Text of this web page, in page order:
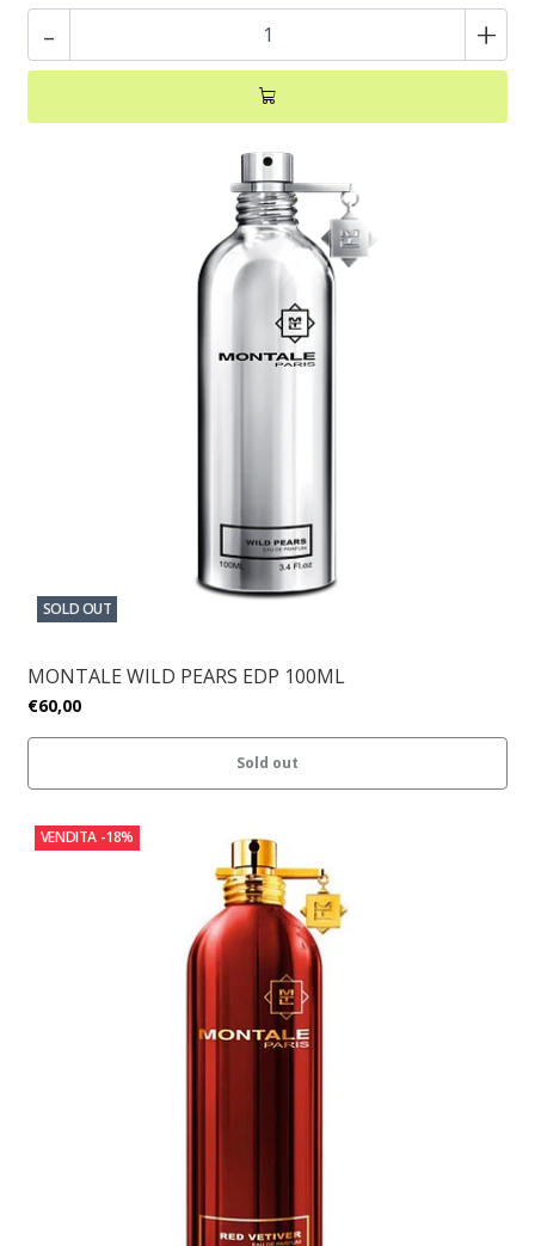
- +
SOLD OUT
MONTALE WILD PEARS EDP 100ML
€60,00
Sold out
VENDITA -18%